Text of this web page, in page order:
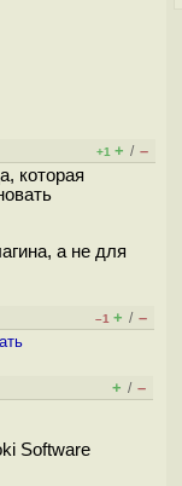
+1 + / –
которая
а не для
–1 + / –
+ / –
Software